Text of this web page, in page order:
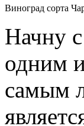
Виноград сорта
Начну
одним
самым